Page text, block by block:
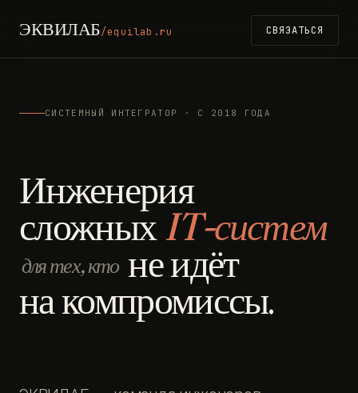
ЭКВИЛАБ/equilab.ru СВЯЗАТЬСЯ
СИСТЕМНЫЙ ИНТЕГРАТОР · С 2018 ГОДА
Инженерия
сложныхIT-систем
для тех, кто не идёт
на компромиссы.